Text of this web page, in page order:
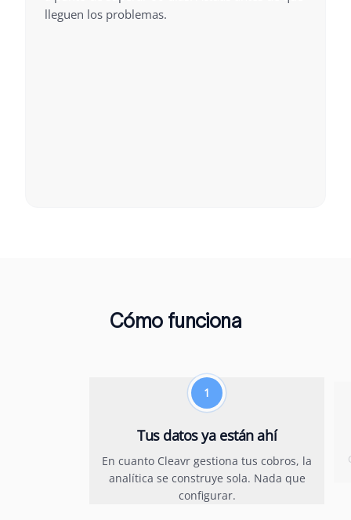
lleguen los problemas.
Cómo funciona
1
Tus datos ya están ahí
En cuanto Cleavr gestiona tus cobros, la
analítica se construye sola. Nada que
configurar.